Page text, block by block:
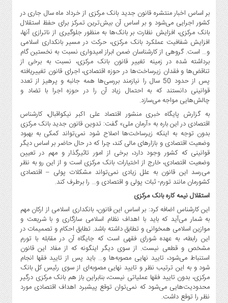
و
خودرو
استارت
آپ
و
فن
آوری
بانک
،
بیمه
و
ارز
دیجیتال
کشاورزی
و
صنایع
غذایی
سیاسی
و
بین
الملل
نگاه
روز
گوناگون
بر اساس اخبار منتشره قانون جدید بانک مرکزی از خرداد ماه سال جاری در
کشور اجرایی می‌شود و بر اساس آن بیش‌ترین تمرکز برای حفظ استقلال
بانک مرکزی، افزایش نظارت بر بانک‌ها به منظور جلوگیری از ناترازی آنها،
افزایش شفافیت عملکرد بانک مرکزی، حرکت در مسیر بانکداری اسلامی
و… است. گروهی از کارشناسان ضمن ابراز امیدواری نسبت به نخستین گام
برداشته شده در زمینه تغییر قانون بانک مرکزی، نسبت به برخی از
تناقض‌ها و فقدان زیرساخت‌ها در حوزه اقتصادی، اجرای قانون تغییریافته
پس از حدود 50 سال را نیازمند بررسی‌ها همه جانبه و پرهیز از تعدد
قوانینی دانستند که به احتمال زیاد آن را در حوزه اجرا با تضاد و
چالش‌هایی مواجه می‌سازد.
به گزارش پایگاه خبری منشور اقتصاد علی اکبر نیکواقبال، کارشناس
اقتصادی در این باره به «آرمان ملی» گفت: تدوین قانون جدید بانک مرکزی
بدون توجه به اینکه زیرساخت‌ها اصلاح شود نمی‌تواند کمکی به بهبود
وضعیت اقتصادی و بازارهای مالی کند، چرا که در حال حاضر بر اساس دیگر
قوانینی که کشور وجود دارد، برخی از امور تاثیرگذار و مهم در تعیین
وضعیت اقتصادی، خارج از اختیارات بانک مرکزی است و از این رو به نظر
می‌رسد این قانون به علل زیادی نمی‌تواند مشکلات پولی – اقتصادی
کشورمان مانند تورم- ثبات پولی و اقتصادی و… را برطرف کند.
استقلال نیمه کاره بانک مرکزی
این کارشناس اضافه کرد: بر اساس این قانون، بانکداری اسلامی از ارکان مهم
به شمار می‌آید که باید با اهداف نظام اسلامی سازگاری و با شریعت و
موازین اسلامی همخوانی و تطابق داشته باشد. تطابق احکام و تصمیمات در
این رابطه، به عهده شورای فقهی است که جایگاه آن در مقابله با تورم
مشخص و قطعی نیست. از سوی دیگر اینگونه که از مفاد این قانون
استنباط می‌شود، تایید نهایی مصوبه‌ها و… باید پس از تایید فقها انجام
شود و به این ترتیب نظر و تایید نهایی مصوبه‌ای از سوی رئیس کل بانک
مرکزی، بدون تایید فقها عملیاتی نیست، بنابراین باز هم بانک مرکزی درگیر
محدودیت‌هایی می‌شود که نمی‌توان توقع پیشبرد اهداف اقتصادی مورد
نظر را توقع داشت.